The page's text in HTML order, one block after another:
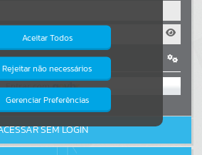
Por favor, aguarde...
Por favor, aguarde...
OU
Cadastre-se|Recuperar Senha
SEM LOGIN
Aceitar Todos
Rejeitar não necessários
Gerenciar Preferências
que diversos recursos
poderão não estar